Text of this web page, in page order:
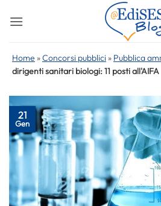
Home »Concorsi pubblici » Pubblica
dirigenti sanitari biologi: 11 posti all'AIFA
21
Gen